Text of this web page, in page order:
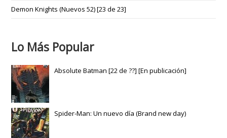
Demon Knights (Nuevos 52) [23 de 23]
Lo Más Popular
Absolute Batman [22 de ??] [En publicación]
Spider-Man: Un nuevo día (Brand new day)